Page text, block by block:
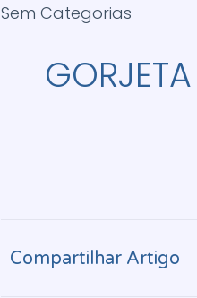
Sem Categorias
Compartilhar Artigo